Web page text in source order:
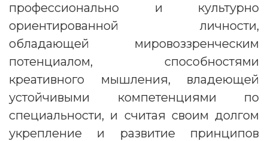
профессионально и культурно
ориентированной личности,
обладающей мировоззренческим
потенциалом, способностями
креативного мышления, владеющей
устойчивыми компетенциями по
специальности, и считая своим долгом
укрепление и развитие принципов